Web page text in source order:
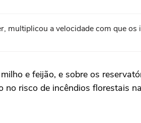
multiplicou a velocidade com que os
e feijão, e sobre os
risco de incêndios florestais